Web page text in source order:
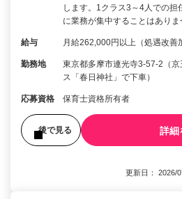
します。1クラス3～4人での担
に業務が集中することはあり
給与 月給262,000円以上（処遇改善
勤務地
東京都多摩市連光寺3-57-2（
ス「春日神社」で下車）
応募資格 保育士資格所有者
後で見る 詳細
更新日： 2026/